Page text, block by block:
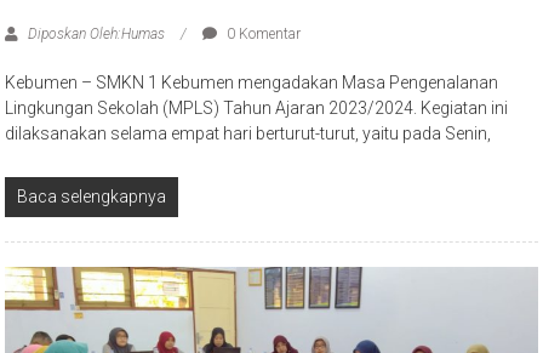
Diposkan Oleh:Humas 0 Komentar
Kebumen – SMKN 1 Kebumen mengadakan Masa Pengenalanan
Lingkungan Sekolah (MPLS) Tahun Ajaran 2023/2024. Kegiatan ini
dilaksanakan selama empat hari berturut-turut, yaitu pada Senin,
Baca selengkapnya